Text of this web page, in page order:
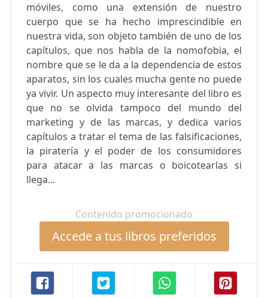
móviles, como una extensión de nuestro
cuerpo que se ha hecho imprescindible en
nuestra vida, son objeto también de uno de los
capítulos, que nos habla de la nomofobia, el
nombre que se le da a la dependencia de estos
aparatos, sin los cuales mucha gente no puede
ya vivir. Un aspecto muy interesante del libro es
que no se olvida tampoco del mundo del
marketing y de las marcas, y dedica varios
capítulos a tratar el tema de las falsificaciones,
la piratería y el poder de los consumidores
para atacar a las marcas o boicotearlas si
llega...
Contenido promocionado
Accede a tus libros preferidos